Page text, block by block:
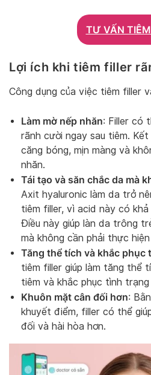
TƯ VẤN TIÊM
Lợi ích khi tiêm filler
Công dụng của việc tiêm filler
Làm mờ nếp nhăn: Filler có
rãnh cười ngay sau tiêm.
căng bóng, mịn màng và
nhăn.
Tái tạo và săn chắc da mà
Axit hyaluronic làm da trở
tiêm filler, vì acid này có
Điều này giúp làn da trông
mà không cần phải thực
Tăng thể tích và khắc phục
tiêm filler giúp làm tăng thể
tiêm và khắc phục tình
Khuôn mặt cân đối hơn:
khuyết điểm, filler có thể
đối và hài hòa hơn.